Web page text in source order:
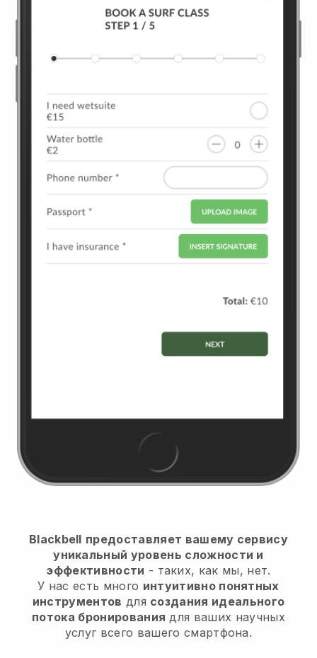
Blackbell предоставляет вашему сервису
уникальный уровень сложности и
эффективности - таких, как мы, нет.
У нас есть много интуитивно понятных
инструментов для создания идеального
потока бронирования для ваших научных
услугвсего вашего смартфона.